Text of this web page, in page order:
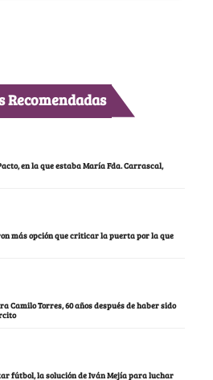
Recomendadas
en la que estaba María Fda. Carrascal,
más opción que criticar la puerta por la que
Camilo Torres, 60 años después de haber sido
fútbol, la solución de Iván Mejía para luchar